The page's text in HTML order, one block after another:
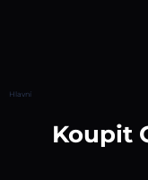
Hlavní
Koupit